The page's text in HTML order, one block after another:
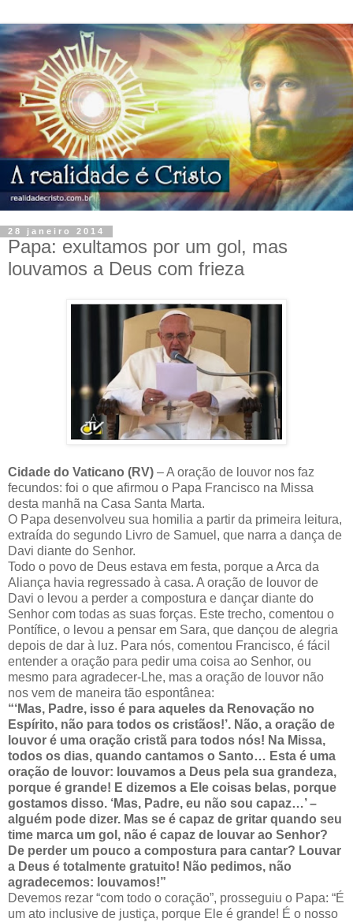
28 janeiro 2014
Papa: exultamos por um gol, mas
louvamos a Deus com frieza
Cidade do Vaticano (RV) – A oração de louvor nos faz
fecundos: foi o que afirmou o Papa Francisco na Missa
desta manhã na Casa Santa Marta.
O Papa desenvolveu sua homilia a partir da primeira leitura,
extraída do segundo Livro de Samuel, que narra a dança de
Davi diante do Senhor.
Todo o povo de Deus estava em festa, porque a Arca da
Aliança havia regressado à casa. A oração de louvor de
Davi o levou a perder a compostura e dançar diante do
Senhor com todas as suas forças. Este trecho, comentou o
Pontífice, o levou a pensar em Sara, que dançou de alegria
depois de dar à luz. Para nós, comentou Francisco, é fácil
entender a oração para pedir uma coisa ao Senhor, ou
mesmo para agradecer-Lhe, mas a oração de louvor não
nos vem de maneira tão espontânea:
“‘Mas, Padre, isso é para aqueles da Renovação no
Espírito, não para todos os cristãos!’. Não, a oração de
louvor é uma oração cristã para todos nós! Na Missa,
todos os dias, quando cantamos o Santo… Esta é uma
oração de louvor: louvamos a Deus pela sua grandeza,
porque é grande! E dizemos a Ele coisas belas, porque
gostamos disso. ‘Mas, Padre, eu não sou capaz…’ –
alguém pode dizer. Mas se é capaz de gritar quando seu
time marca um gol, não é capaz de louvar ao Senhor?
De perder um pouco a compostura para cantar? Louvar
a Deus é totalmente gratuito! Não pedimos, não
agradecemos: louvamos!”
Devemos rezar “com todo o coração”, prosseguiu o Papa: “É
um ato inclusive de justiça, porque Ele é grande! É o nosso